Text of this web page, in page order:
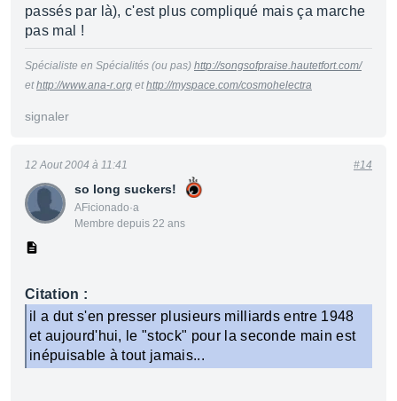
passés par là), c'est plus compliqué mais ça marche
pas mal !
Spécialiste en Spécialités (ou pas) http://songsofpraise.hautetfort.com/
ethttp://www.ana-r.org ethttp://myspace.com/cosmohelectra
signaler
so long suckers!
AFicionado·a
Membre depuis 22 ans
12 Aout 2004 à 11:41 #14
Citation :
il a dut s'en presser plusieurs milliards entre 1948
et aujourd'hui, le "stock" pour la seconde main est
inépuisable à tout jamais...